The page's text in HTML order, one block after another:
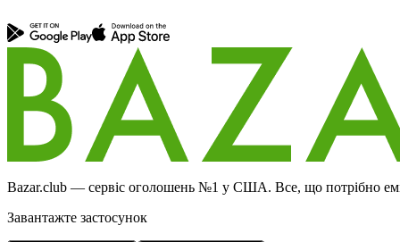
Bazar.club — сервіс оголошень №1 у США. Все, що потрібно
Завантажте застосунок